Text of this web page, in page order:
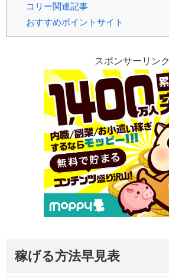
コリー関連記事
おすすめポイントサイト
スポンサーリンク
稼げる方法早見表